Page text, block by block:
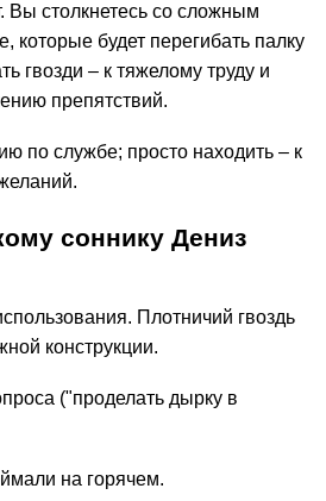
Вы столкнетесь со сложным
которые будет перегибать палку
гвозди – к тяжелому труду и
препятствий.
по службе; просто находить – к
соннику Дениз
Плотничий гвоздь
конструкции.
("проделать дырку в
на горячем.